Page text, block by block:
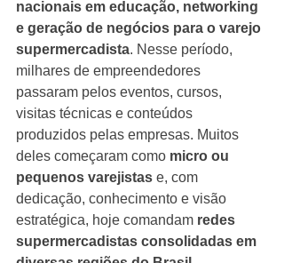
nacionais em educação, networking
e geração de negócios para o varejo
supermercadista. Nesse período,
milhares de empreendedores
passaram pelos eventos, cursos,
visitas técnicas e conteúdos
produzidos pelas empresas. Muitos
deles começaram como micro ou
pequenos varejistas e, com
dedicação, conhecimento e visão
estratégica, hoje comandam redes
supermercadistas consolidadas em